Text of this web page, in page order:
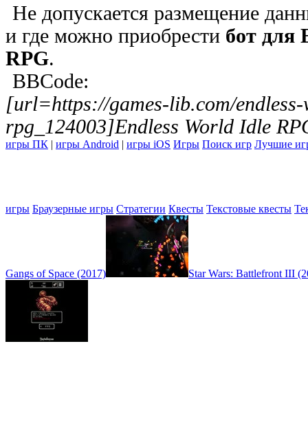
Не допускается размещение
и где можно приобрести бот для
RPG.
BBCode:
[url=https://games-lib.com/
rpg_124003]Endless World Idle
игры ПК | игры Android | игры iOS Игры Поиск игр Лучшие
игры Браузерные игры Стратегии Квесты Текстовые квесты
Gangs of Space (2017) Star Wars: Battlefront III